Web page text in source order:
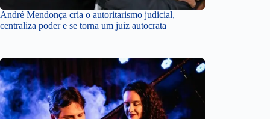
André Mendonça cria o autoritarismo judicial,
centraliza poder e se torna um juiz autocrata